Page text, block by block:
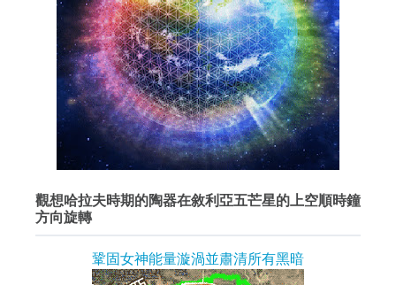
觀想哈拉夫時期的陶器在敘利亞五芒星的上空順時鐘
方向旋轉
鞏固女神能量漩渦並肅清所有黑暗